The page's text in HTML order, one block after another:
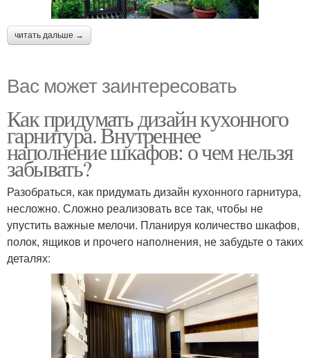
читать дальше →
Вас может заинтересовать
Как придумать дизайн кухонного
гарнитура. Внутреннее
наполнение шкафов: о чем нельзя
забывать?
Разобраться, как придумать дизайн кухонного гарнитура,
несложно. Сложно реализовать все так, чтобы не
упустить важные мелочи. Планируя количество шкафов,
полок, ящиков и прочего наполнения, не забудьте о таких
деталях: